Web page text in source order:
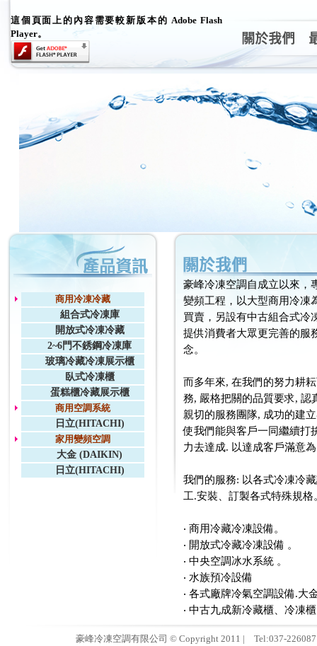
這個頁面上的內容需要較新版本的 Adobe Flash
Player。
商用冷凍冷藏
組合式冷凍庫
開放式冷凍冷藏
2~6門不銹鋼冷凍庫
玻璃冷藏冷凍展示櫃
臥式冷凍櫃
蛋糕櫃冷藏展示櫃
商用空調系統
日立(HITACHI)
家用變頻空調
大金 (DAIKIN)
日立(HITACHI)
豪峰冷凍空調自成立以來，
變頻工程，以大型商用冷凍
買賣，另設有中古組合式冷
提供消費者大眾更完善的服
念。
而多年來, 在我們的努力耕
務, 嚴格把關的品質要求, 認
親切的服務團隊, 成功的建
使我們能與客戶一同繼續打
力去達成. 以達成客戶滿意
我們的服務: 以各式冷凍冷
工.安裝、訂製各式特殊規格
‧ 商用冷藏冷凍設備。
‧ 開放式冷藏冷凍設備 。
‧ 中央空調冰水系統 。
‧ 水族預冷設備
‧ 各式廠牌冷氣空調設備.大
‧ 中古九成新冷藏櫃、冷凍
豪峰冷凍空調有限公司 © Copyright 2011 | Tel:037-